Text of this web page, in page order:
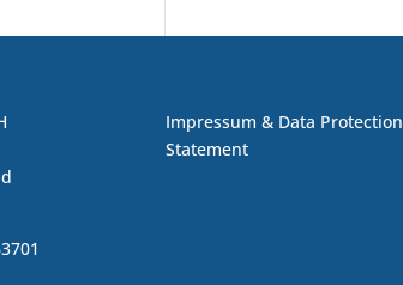
Impressum & Data Protection
Statement